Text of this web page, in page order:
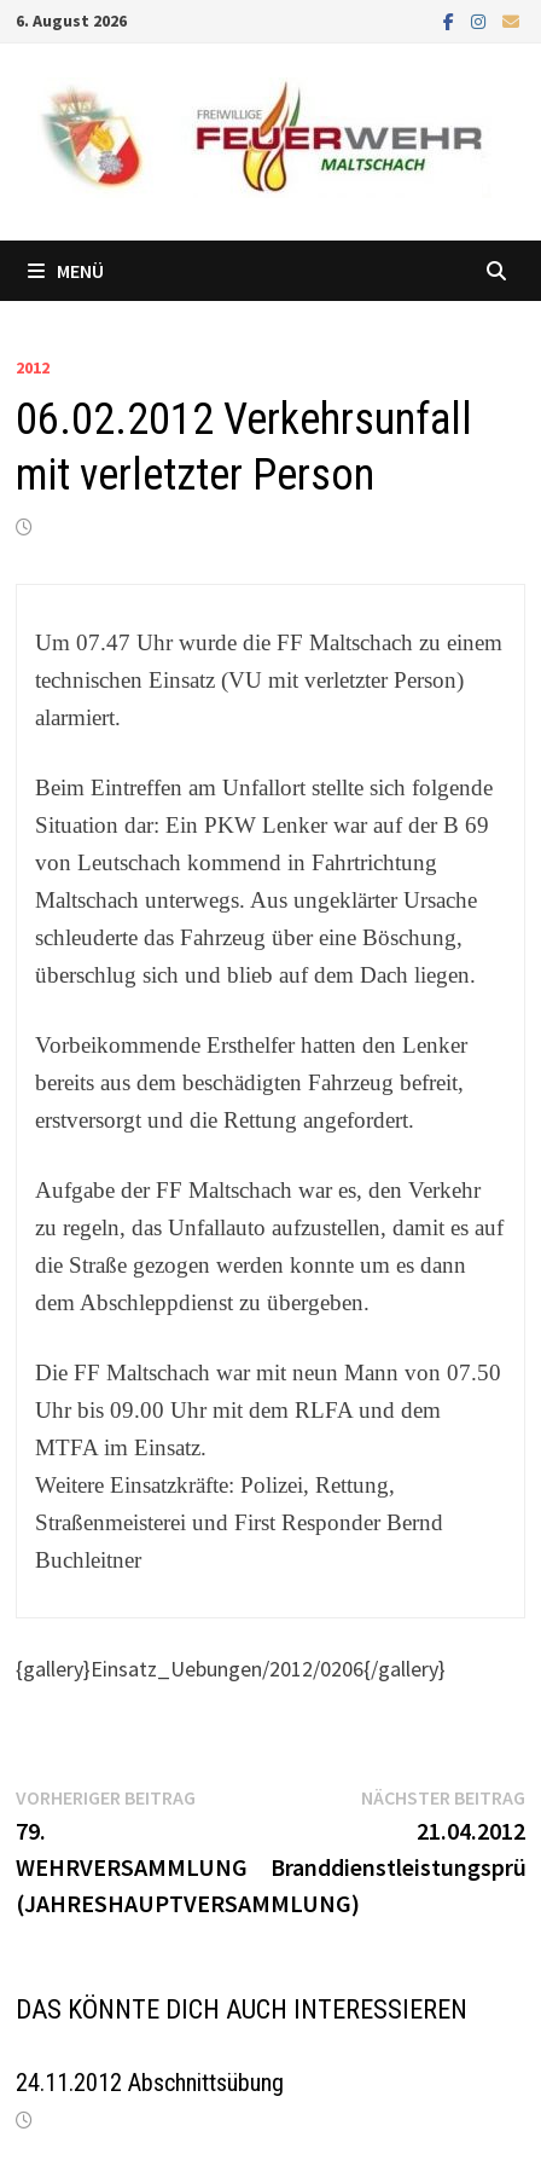
Zum
springen
6. August 2026
MENÜ
2012
06.02.2012 Verkehrsunfall
mit verletzter Person
Um 07.47 Uhr wurde die FF Maltschach zu einem
technischen Einsatz (VU mit verletzter Person)
alarmiert.
Beim Eintreffen am Unfallort stellte sich folgende
Situation dar: Ein PKW Lenker war auf der B 69
von Leutschach kommend in Fahrtrichtung
Maltschach unterwegs. Aus ungeklärter Ursache
schleuderte das Fahrzeug über eine Böschung,
überschlug sich und blieb auf dem Dach liegen.
Vorbeikommende Ersthelfer hatten den Lenker
bereits aus dem beschädigten Fahrzeug befreit,
erstversorgt und die Rettung angefordert.
Aufgabe der FF Maltschach war es, den Verkehr
zu regeln, das Unfallauto aufzustellen, damit es auf
die Straße gezogen werden konnte um es dann
dem Abschleppdienst zu übergeben.
Die FF Maltschach war mit neun Mann von 07.50
Uhr bis 09.00 Uhr mit dem RLFA und dem
MTFA im Einsatz.
Weitere Einsatzkräfte: Polizei, Rettung,
Straßenmeisterei und First Responder Bernd
Buchleitner
{gallery}Einsatz_Uebungen/2012/0206{/gallery}
Beitragsnavigation
VORHERIGER BEITRAGVorheriger
79.
WEHRVERSAMMLUNG
(JAHRESHAUPTVERSAMMLUNG)
NÄCHSTER BEITRAG
21.04.2012
DAS KÖNNTE DICH AUCH INTERESSIEREN
24.11.2012 Abschnittsübung